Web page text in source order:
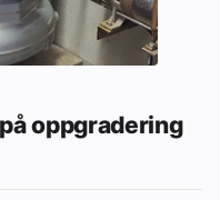
oppgradering